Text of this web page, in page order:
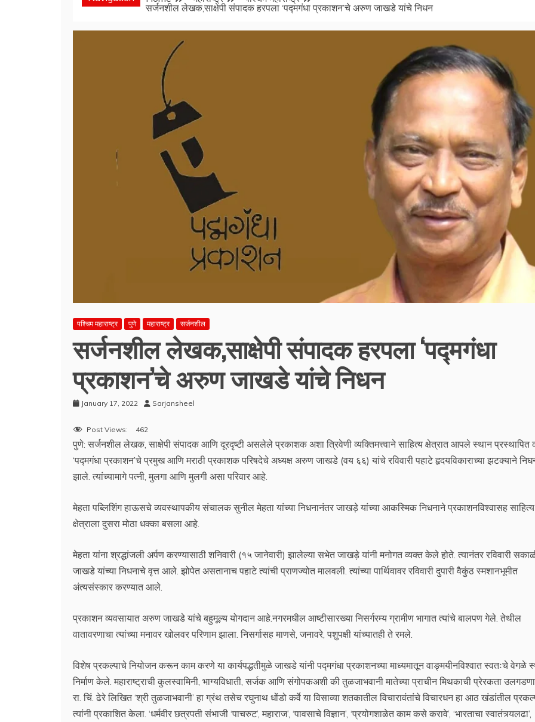
सर्जनशील लेखक,साक्षेपी संपादक हरपला ‘पद्मगंधा प्रकाशन’चे अरुण जाखडे यांचे निधन
पश्चिम महाराष्ट्र पुणे महाराष्ट्र सर्जनशील
सर्जनशील लेखक,साक्षेपी संपादक हरपला ‘पद्मगंधा
प्रकाशन’चे अरुण जाखडे यांचे निधन
January 17, 2022 Sarjansheel
Post Views: 462
पुणे: सर्जनशील लेखक, साक्षेपी संपादक आणि दूरदृष्टी असलेले प्रकाशक अशा त्रिवेणी व्यक्तिमत्त्वाने साहित्य क्षेत्रात आपले स्थान प्रस्थापित
‘पद्मगंधा प्रकाशन’चे प्रमुख आणि मराठी प्रकाशक परिषदेचे अध्यक्ष अरुण जाखडे (वय ६६) यांचे रविवारी पहाटे हृदयविकाराच्या झटक्याने
झाले. त्यांच्यामागे पत्नी, मुलगा आणि मुलगी असा परिवार आहे.
मेहता पब्लिशिंग हाऊसचे व्यवस्थापकीय संचालक सुनील मेहता यांच्या निधनानंतर जाखड़े यांच्या आकस्मिक निधनाने प्रकाशनविश्वासह साहित्य
क्षेत्राला दुसरा मोठा धक्का बसला आहे.
मेहता यांना श्रद्धांजली अर्पण करण्यासाठी शनिवारी (१५ जानेवारी) झालेल्या सभेत जाखड़े यांनी मनोगत व्यक्त केले होते. त्यानंतर रविवारी
जाखडे यांच्या निधनाचे वृत्त आले. झोपेत असतानाच पहाटे त्यांची प्राणज्योत मालवली. त्यांच्या पार्थिवावर रविवारी दुपारी वैकुंठ स्मशानभूमीत
अंत्यसंस्कार करण्यात आले.
प्रकाशन व्यवसायात अरुण जाखडे यांचे बहुमूल्य योगदान आहे.नगरमधील आष्टीसारख्या निसर्गरम्य ग्रामीण भागात त्यांचे बालपण गेले. तेथील
वातावरणाचा त्यांच्या मनावर खोलवर परिणाम झाला. निसर्गासह माणसे, जनावरे, पशुपक्षी यांच्यातही ते रमले.
विशेष प्रकल्पाचे नियोजन करून काम करणे या कार्यपद्धतीमुळे जाखडे यांनी पद्मगंधा प्रकाशनच्या माध्यमातून वाङ्मयीनविश्वात स्वतःचे वेगळे
निर्माण केले. महाराष्ट्राची कुलस्वामिनी, भाग्यविधाती, सर्जक आणि संगोपकअशी की तुळजाभवानी मातेच्या प्राचीन मिथकाची प्रेरकता
रा. चिं. ढेरे लिखित ‘श्री तुळजाभवानी’ हा ग्रंथ तसेच रघुनाथ धोंडो कर्वे या विसाव्या शतकातील विचारावंतांचे विचारधन हा आठ खंडांतील
त्यांनी प्रकाशित केला. ‘धर्मवीर छत्रपती संभाजी ‘पाचरुट’, महाराज’, ‘पावसाचे विज्ञान’, ‘प्रयोगशाळेत काम कसे करावे’, ‘भारताचा स्वातंत्र्यलढा’,